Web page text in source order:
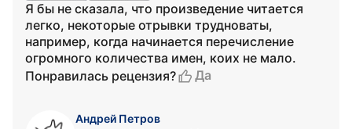
Я бы не сказала, что произведение читается
легко, некоторые отрывки трудноваты,
например, когда начинается перечисление
огромного количества имен, коих не мало.
Понравилась рецензия?
Да
Андрей Петров